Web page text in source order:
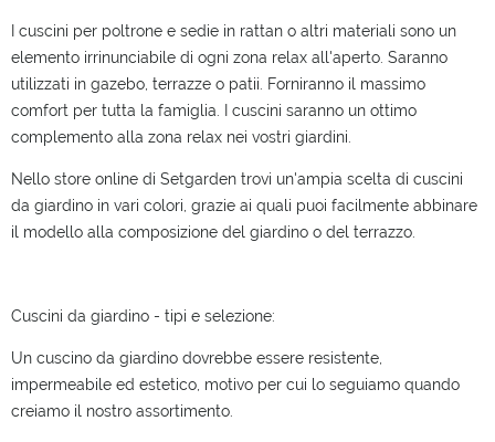
I cuscini per poltrone e sedie in rattan o altri materiali sono un
elemento irrinunciabile di ogni zona relax all'aperto. Saranno
utilizzati in gazebo, terrazze o patii. Forniranno il massimo
comfort per tutta la famiglia. I cuscini saranno un ottimo
complemento alla zona relax nei vostri giardini.
Nello store online di Setgarden trovi un'ampia scelta di cuscini
da giardino in vari colori, grazie ai quali puoi facilmente abbinare
il modello alla composizione del giardino o del terrazzo.
Cuscini da giardino - tipi e selezione:
Un cuscino da giardino dovrebbe essere resistente,
impermeabile ed estetico, motivo per cui lo seguiamo quando
creiamo il nostro assortimento.